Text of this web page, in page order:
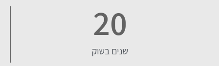
שנים בשוק
20